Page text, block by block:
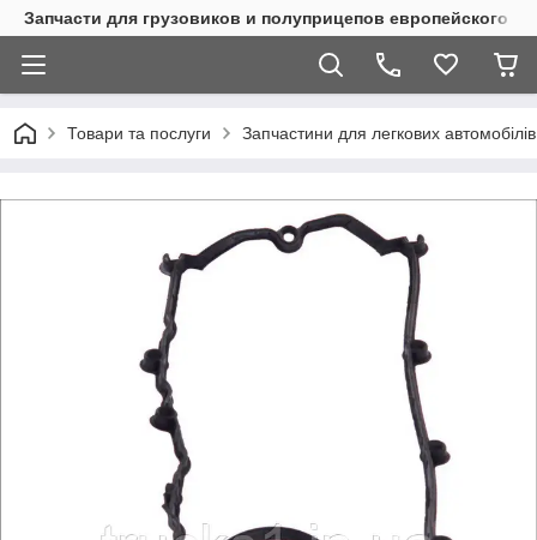
Запчасти для грузовиков и полуприцепов европейского
Товари та послуги Запчастини для легкових автомобілів